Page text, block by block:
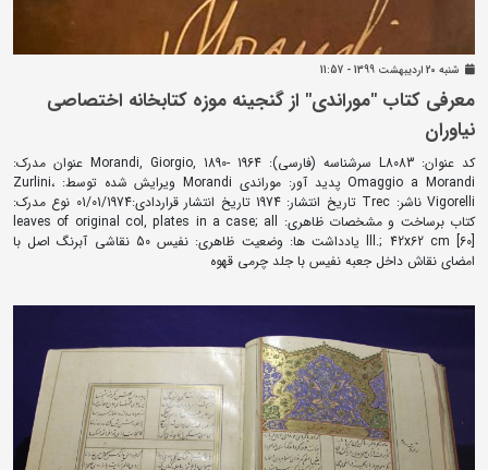
شنبه 20 ارديبهشت 1399 - 11:57
معرفی کتاب "موراندی" از گنجینه موزه کتابخانه اختصاصی
نیاوران
کد عنوان: L8083 سرشناسه (فارسی): Morandi, Giorgio, 1890- 1964 عنوان مدرک:
Omaggio a Morandi پدید آور: موراندی Morandi ویرایش شده توسط: Zurlini،
Vigorelli ناشر: Trec تاریخ انتشار: 1974 تاریخ انتشار قراردادی:01/01/1974 نوع مدرک:
کتاب برساخت و مشخصات ظاهری: leaves of original col, plates in a case; all
lll.; 42x62 cm [60] یادداشت ها: وضعیت ظاهری: نفیس 50 نقاشی آبرنگ اصل با
امضای نقاش داخل جعبه نفیس با جلد چرمی قهوه